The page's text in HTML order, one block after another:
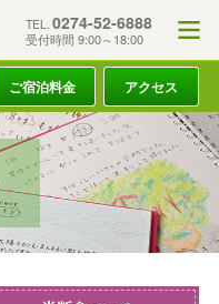
TEL. 0274-52-6888
受付時間 9:00～18:00
ご宿泊料金 アクセス